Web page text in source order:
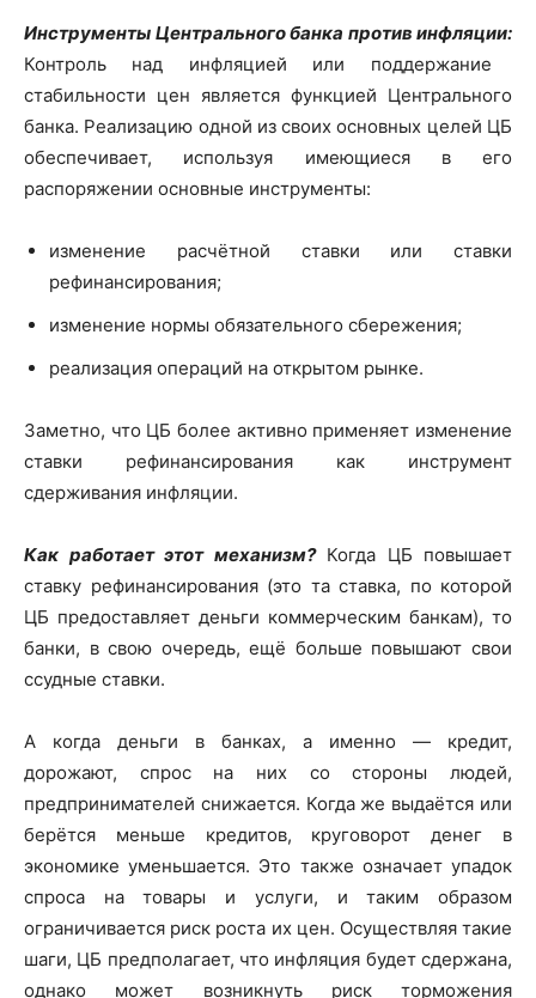
Инструменты Центрального банка против инфляции:
Контроль над инфляцией или поддержание
стабильности цен является функцией Центрального
банка. Реализацию одной из своих основных целей ЦБ
обеспечивает, используя имеющиеся в его
распоряжении основные инструменты:
изменение расчётной ставки или ставки
рефинансирования;
изменение нормы обязательного сбережения;
реализация операций на открытом рынке.
Заметно, что ЦБ более активно применяет изменение
ставки рефинансирования как инструмент
сдерживания инфляции.
Как работает этот механизм?Когда ЦБ повышает
ставку рефинансирования (это та ставка, по которой
ЦБ предоставляет деньги коммерческим банкам), то
банки, в свою очередь, ещё больше повышают свои
ссудные ставки.
А когда деньги в банках, а именно — кредит,
дорожают, спрос на них со стороны людей,
предпринимателей снижается. Когда же выдаётся или
берётся меньше кредитов, круговорот денег в
экономике уменьшается. Это также означает упадок
спроса на товары и услуги, и таким образом
ограничивается риск роста их цен. Осуществляя такие
шаги, ЦБ предполагает, что инфляция будет сдержана,
однако может возникнуть риск торможения